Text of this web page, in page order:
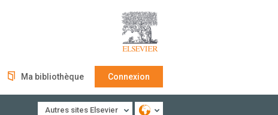
Ma bibliothèque Connexion
Autres sites Elsevier